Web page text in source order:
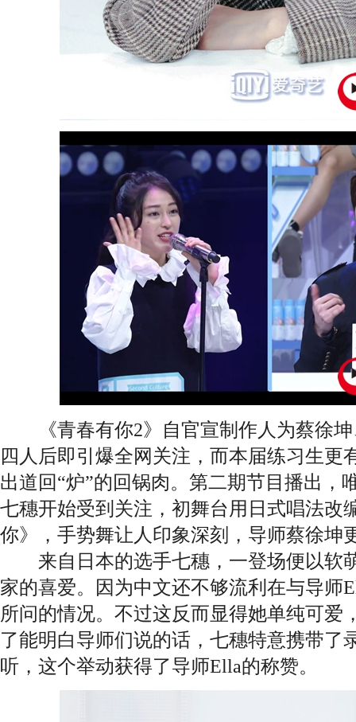
《青春有你2》自官宣制作人为蔡徐坤
四人后即引爆全网关注，而本届练习生更
出道回“炉”的回锅肉。第二期节目播出，
七穗开始受到关注，初舞台用日式唱法改
你》，手势舞让人印象深刻，导师蔡徐坤
来自日本的选手七穗，一登场便以软
家的喜爱。因为中文还不够流利在与导师
所问的情况。不过这反而显得她单纯可爱
了能明白导师们说的话，七穗特意携带了
听，这个举动获得了导师Ella的称赞。